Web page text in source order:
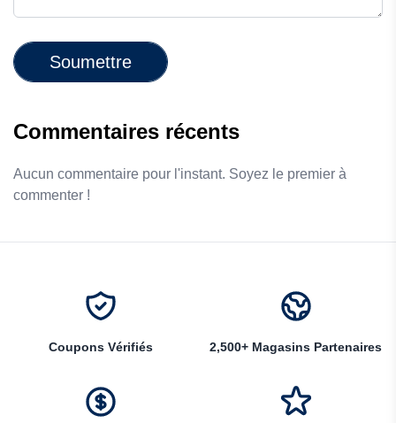
Soumettre
Commentaires récents
Aucun commentaire pour l'instant. Soyez le premier à
commenter !
Coupons Vérifiés 2,500+ Magasins Partenaires